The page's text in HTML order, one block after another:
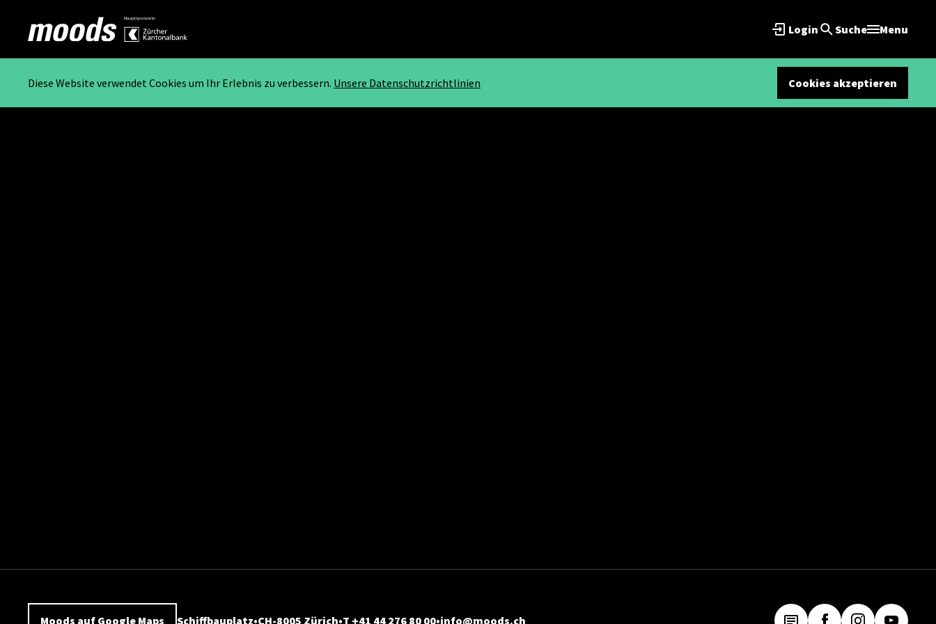
Login Suche Menu
Diese Website verwendet Cookies um Ihr Erlebnis zu verbessern. Unsere Datenschutzrichtlinien Cookies akzeptieren
Moods auf Google Maps Schiffbauplatz CH-8005 Zürich T +41 44 276 80 00 info@moods.ch